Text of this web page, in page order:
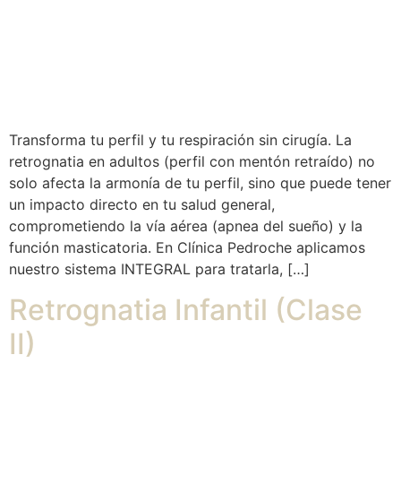
Transforma tu perfil y tu respiración sin cirugía. La
retrognatia en adultos (perfil con mentón retraído) no
solo afecta la armonía de tu perfil, sino que puede tener
un impacto directo en tu salud general,
comprometiendo la vía aérea (apnea del sueño) y la
función masticatoria. En Clínica Pedroche aplicamos
nuestro sistema INTEGRAL para tratarla, […]
Retrognatia Infantil (Clase
II)